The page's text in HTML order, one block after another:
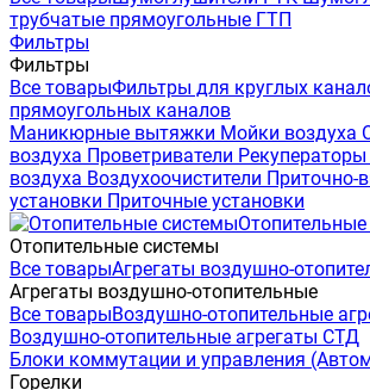
трубчатые прямоугольные ГТП
Фильтры
Фильтры
Все товарыФильтры для круглых
прямоугольных каналов
Маникюрные вытяжки Мойки воздуха
воздуха Проветриватели Рекуператоры
воздуха Воздухоочистители Приточно-
установки Приточные установки
Отопительные системы
Все товарыАгрегаты воздушно-
Агрегаты воздушно-отопительные
Все товарыВоздушно-отопительные
Воздушно-отопительные агрегаты СТД
Блоки коммутации и управления
Горелки